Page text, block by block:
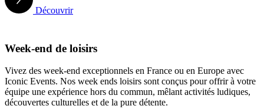
Découvrir
Week-end de loisirs
Vivez des week-end exceptionnels en France ou en Europe avec
Iconic Events. Nos week ends loisirs sont conçus pour offrir à votre
équipe une expérience hors du commun, mêlant activités ludiques,
découvertes culturelles et de la pure détente.